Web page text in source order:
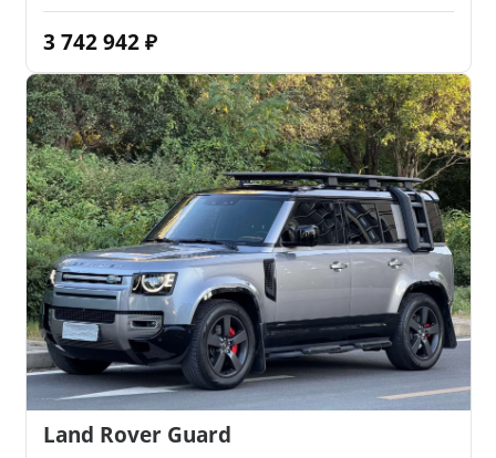
3 742 942 ₽
Land Rover Guard